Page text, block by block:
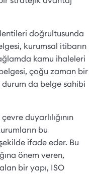
doğrultusunda
kurumsal itibarın
kamu ihaleleri
çoğu zaman bir
durum da belge sahibi
duyarlılığının
bu
ifade eder. Bu
önem veren,
bir yapı, ISO